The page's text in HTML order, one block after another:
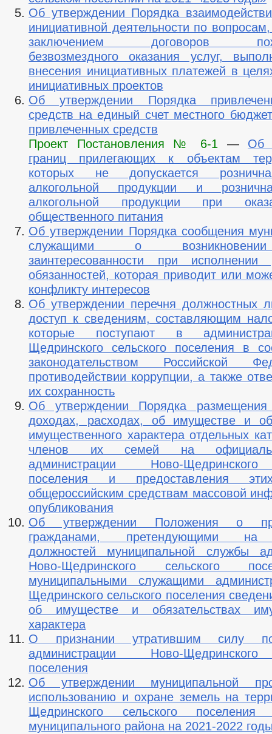
Об утверждении Порядка
инициативной деятельности по
заключением договоров
безвозмездного оказания услуг,
внесения инициативных платежей в
инициативных проектов
Об утверждении Порядка
средств на единый счет местного
привлеченных средств
Проект Постановления № 6-1— Об
границ прилегающих к объектам
которых не допускается
алкогольной продукции и
алкогольной продукции при
общественного питания
Об утверждении Порядка сообщения
служащими о
заинтересованности при исполнении
обязанностей, которая приводит или
конфликту интересов
Об утверждении перечня должностных
доступ к сведениям, составляющим
которые поступают в
Щедринского сельского поселения в
законодательством Российской
противодействии коррупции, а также
их сохранность
Об утверждении Порядка
доходах, расходах, об имуществе и
имущественного характера отдельных
членов их семей на
администрации Ново-
поселения и предоставления
общероссийским средствам массовой
опубликования
Об утверждении Положения о
гражданами, претендующими на
должностей муниципальной службы
Ново-Щедринского сельского
муниципальными служащими
Щедринского сельского поселения
об имуществе и обязательствах
характера
О признании утратившим силу
администрации Ново-
поселения
Об утверждении муниципальной
использованию и охране земель на
Щедринского сельского поселения
муниципального района на 2021-2022